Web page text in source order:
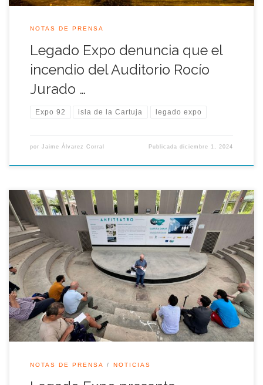
NOTAS DE PRENSA
Legado Expo denuncia que el
incendio del Auditorio Rocío
Jurado …
Expo 92 isla de la Cartuja legado expo
por Jaime Álvarez Corral Publicadadiciembre 1, 2024
La Asociación Legado Expo Sevilla presenta un escrito de
alegaciones al acuerdo suscrito por el alcalde de Sevilla José
Luis Sanz y la Junta de Andalucía para recalificar el Canal de
los Descubrimientos, con la intención de albergar usos
terciarios, lo que permitiría hoteles y oficinas, alterando así la
ordenación […]
NOTAS DE PRENSA NOTICIAS